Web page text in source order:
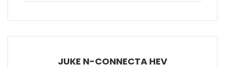
JUKE N-CONNECTA HEV